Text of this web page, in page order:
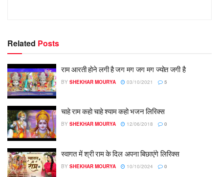
Related Posts
राम आरती होने लगी है जग मग जग मग ज्योत जगी है
BY SHEKHAR MOURYA 03/10/2021 5
चाहे राम कहो चाहे श्याम कहो भजन लिरिक्स
BY SHEKHAR MOURYA 12/06/2018 0
स्वागत में श्री राम के दिल अपना बिछाएंगे लिरिक्स
BY SHEKHAR MOURYA 10/10/2024 0